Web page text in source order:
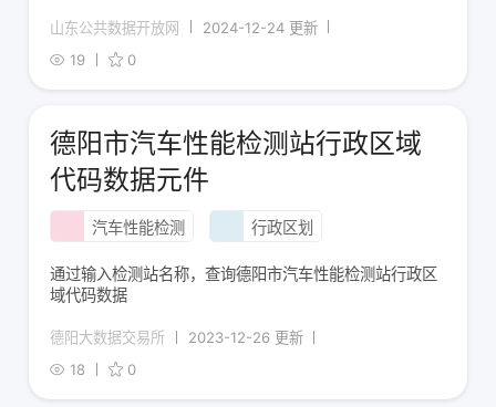
山东公共数据开放网
2024-12-24 更新
19
0
德阳市汽车性能检测站行政区域
代码数据元件
汽车性能检测 行政区划
通过输入检测站名称，查询德阳市汽车性能检测站行政区
域代码数据
德阳大数据交易所
2023-12-26 更新
18
0